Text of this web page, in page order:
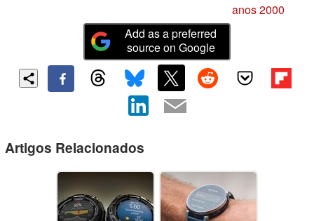
anos 2000
Add as a preferred
source on Google
Artigos Relacionados